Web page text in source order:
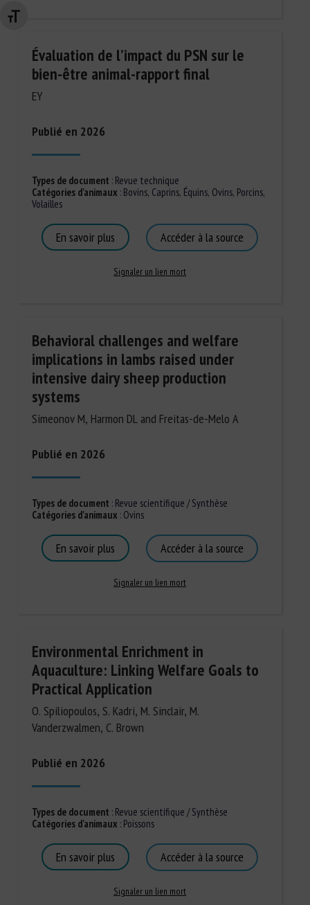
Changer la taille de la police
Évaluation de l’impact du PSN sur le
bien-être animal-rapport final
EY
Publié en 2026
Types de document : Revue technique
Catégories d'animaux : Bovins, Caprins, Équins, Ovins, Porcins,
Volailles
En savoir plus Accéder à la source
Signaler un lien mort
Behavioral challenges and welfare
implications in lambs raised under
intensive dairy sheep production
systems
Simeonov M, Harmon DL and Freitas-de-Melo A
Publié en 2026
Types de document : Revue scientifique / Synthèse
Catégories d'animaux : Ovins
En savoir plus Accéder à la source
Signaler un lien mort
Environmental Enrichment in
Aquaculture: Linking Welfare Goals to
Practical Application
O. Spiliopoulos, S. Kadri, M. Sinclair, M.
Vanderzwalmen, C. Brown
Publié en 2026
Types de document : Revue scientifique / Synthèse
Catégories d'animaux : Poissons
En savoir plus Accéder à la source
Signaler un lien mort